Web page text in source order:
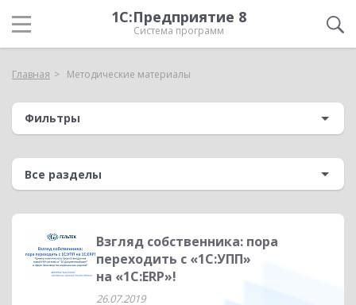
1С:Предприятие 8
Система программ
Главная Методические материалы
Фильтры
Взгляд собственника: пора
переходить c «1С:УПП»
на «1С:ERP»!
26.07.2019